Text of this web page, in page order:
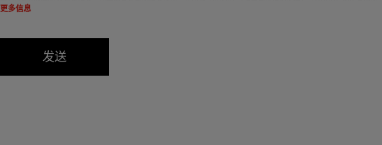
我们文件中的数据将严格保密，应受到最严格的保密处理，并应遵守2016年《通用数据保护条例》（GDPR）的所有要求。
更多信息
发送